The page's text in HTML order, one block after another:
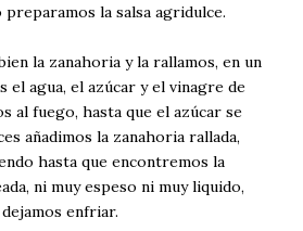
la salsa agridulce.
la zanahoria y la rallamos, en un
el agua, el azúcar y el vinagre de
al fuego, hasta que el azúcar se
añadimos la zanahoria rallada,
hasta que encontremos la
ni muy espeso ni muy liquido,
dejamos enfriar.